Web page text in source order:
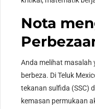
Nota
Anda melihat masalah
berbeza. Di Teluk
tekanan sulfida (SSC)
kemasan permukaan